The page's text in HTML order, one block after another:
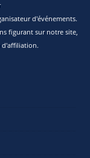
d'événements.
figurant sur notre site,
d'affiliation.